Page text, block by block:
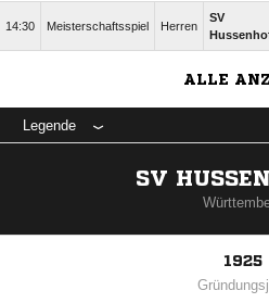
14:30 Meisterschaftsspiel Herren
SV
ALLE
Legende
SV
1925